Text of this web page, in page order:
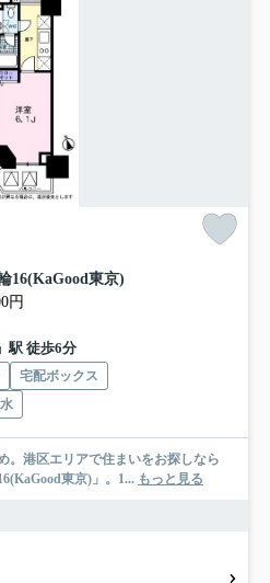
16(KaGood東京)
円
駅 徒歩6分
宅配ボックス
。港区エリアで住まいをお探しなら
東京)」。1... もっと見る